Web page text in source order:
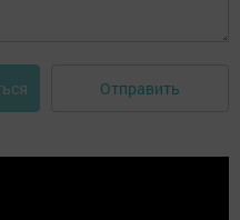
Отправить